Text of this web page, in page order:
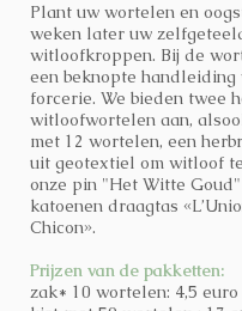
Plant uw wortelen en
weken later uw
witloofkroppen. Bij de
een beknopte handleiding
forcerie. We bieden twee
witloofwortelen aan,
met 12 wortelen, een
uit geotextiel om witloof
onze pin "Het Witte
katoenen draagtas
Chicon».
Prijzen van de pakketten:
zak* 10 wortelen: 4,5 euro